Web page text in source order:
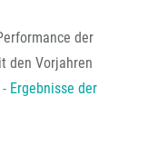
der
den Vorjahren
Ergebnisse der